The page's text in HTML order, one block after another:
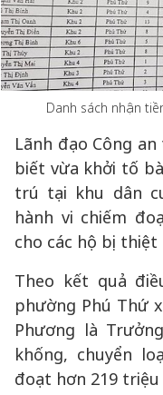
Danh sách nhận
Lãnh đạo Công
biết vừa khởi tố
trú tại khu dân
hành vi chiếm
cho các hộ bị thiệt
Theo kết quả
phường Phú Thứ
Phương là
khống, chuyển
đoạt hơn 219